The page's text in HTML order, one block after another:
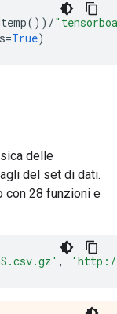
())/
=True)
delle
del set di dati.
con 28 funzioni e
, 'http://